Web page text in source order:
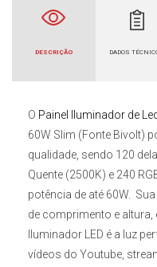
DESCRIÇÃO DADOS
O Painel Iluminador de
60W Slim (Fonte Bivolt)
qualidade, sendo 120
Quente (2500K) e 240
potência de até 60W.
de comprimento e altura,
Iluminador LED é a luz
vídeos do Youtube,